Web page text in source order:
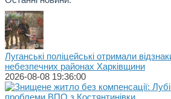
Луганські поліцейські отримали
небезпечних районах Харківщини
2026-08-08 19:36:00